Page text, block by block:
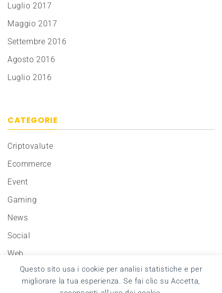
Questo sito usa i cookie per analisi statistiche e per
migliorare la tua esperienza. Se fai clic su Accetta,
Luglio 2017
Maggio 2017
Settembre 2016
Agosto 2016
Luglio 2016
CATEGORIE
Criptovalute
Ecommerce
Event
Gaming
News
Social
Web